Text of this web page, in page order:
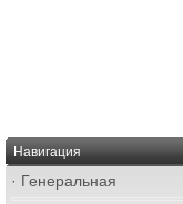
Навигация
· Генеральная